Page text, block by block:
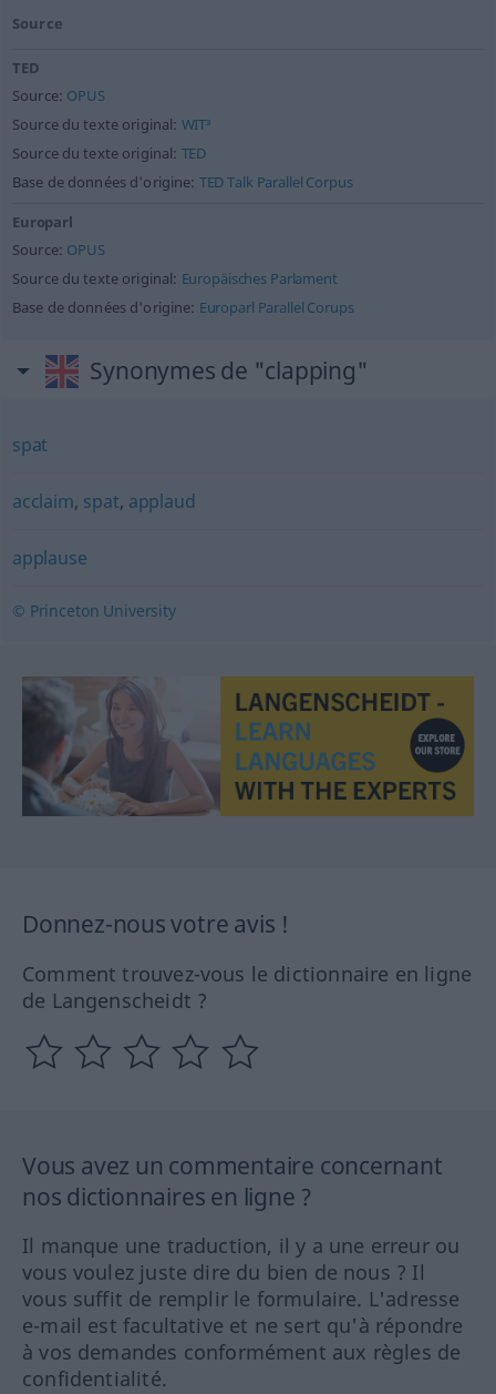
Source
TED
Source: OPUS
Source du texte original: WIT³
Source du texte original: TED
Base de données d'origine: TED Talk Parallel Corpus
Europarl
Source: OPUS
Source du texte original: Europäisches Parlament
Base de données d'origine: Europarl Parallel Corups
Synonymes de "clapping"
spat
acclaim, spat, applaud
applause
© Princeton University
Donnez-nous votre avis !
Comment trouvez-vous le dictionnaire en ligne
de Langenscheidt ?
Vous avez un commentaire concernant
nos dictionnaires en ligne ?
Il manque une traduction, il y a une erreur ou
vous voulez juste dire du bien de nous ? Il
vous suffit de remplir le formulaire. L'adresse
e-mail est facultative et ne sert qu'à répondre
à vos demandes conformément aux règles de
confidentialité.